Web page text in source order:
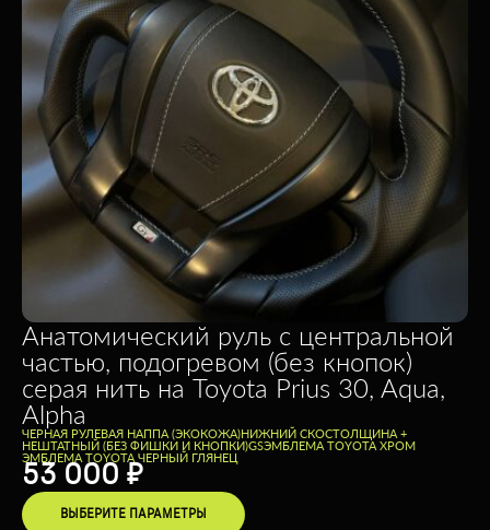
Анатомический руль с центральной
частью, подогревом (без кнопок)
серая нить на Toyota Prius 30, Aqua,
Alpha
ЧЕРНАЯ РУЛЕВАЯ НАППА (ЭКОКОЖА)НИЖНИЙ СКОСТОЛЩИНА +
НЕШТАТНЫЙ (БЕЗ ФИШКИ И КНОПКИ)GSЭМБЛЕМА TOYOTA ХРОМ
ЭМБЛЕМА TOYOTA ЧЕРНЫЙ ГЛЯНЕЦ
53 000 ₽
ВЫБЕРИТЕ ПАРАМЕТРЫ